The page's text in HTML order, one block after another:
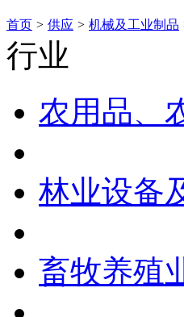
首页 > 供应 > 机械及工业制品
行业
农用品、
林业设备
畜牧养殖